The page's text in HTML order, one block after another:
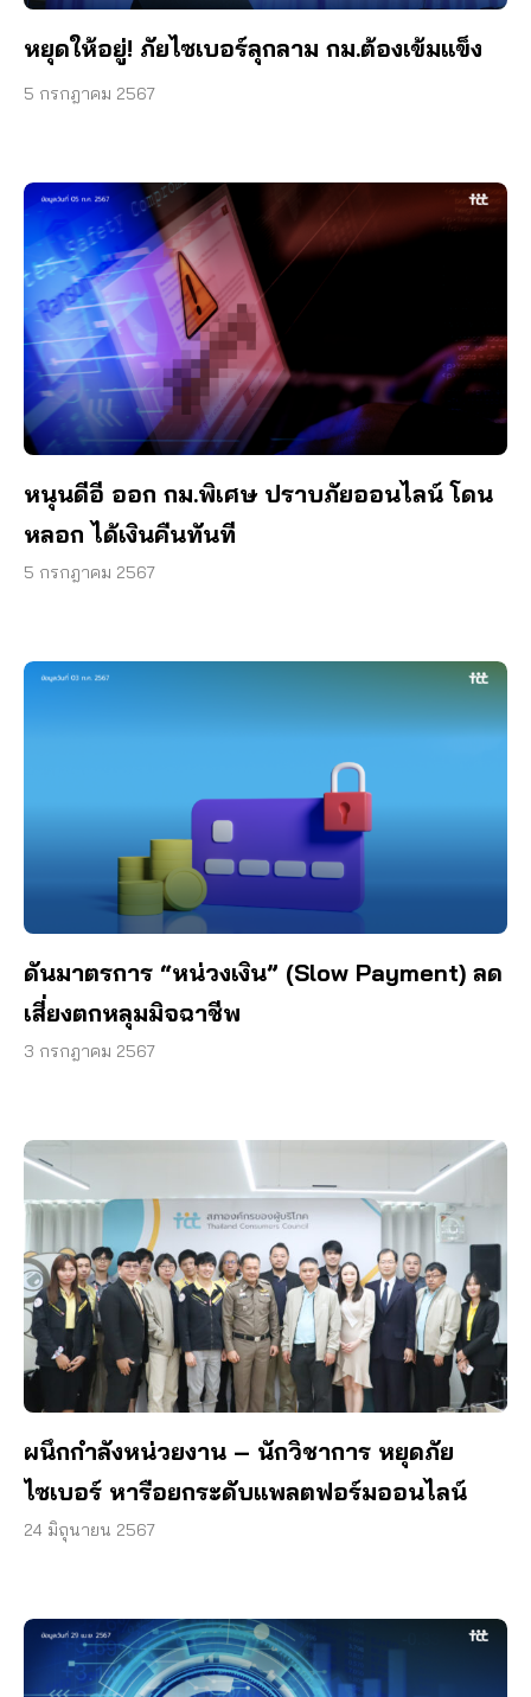
หยุดให้อยู่! ภัยไซเบอร์ลุกลาม กม.ต้องเข้มแข็ง
5 กรกฎาคม 2567
หนุนดีอี ออก กม.พิเศษ ปราบภัยออนไลน์ โดน
หลอก ได้เงินคืนทันที
5 กรกฎาคม 2567
ดันมาตรการ “หน่วงเงิน” (Slow Payment) ลด
เสี่ยงตกหลุมมิจฉาชีพ
3 กรกฎาคม 2567
ผนึกกำลังหน่วยงาน – นักวิชาการ หยุดภัย
ไซเบอร์ หารือยกระดับแพลตฟอร์มออนไลน์
24 มิถุนายน 2567